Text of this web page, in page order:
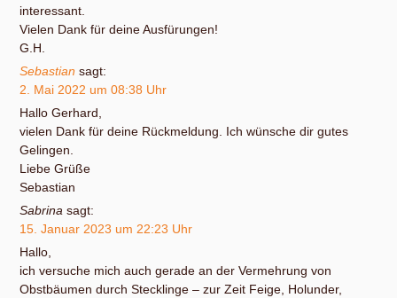
interessant.
Vielen Dank für deine Ausfürungen!
G.H.
Sebastian sagt:
2. Mai 2022 um 08:38 Uhr
Hallo Gerhard,
vielen Dank für deine Rückmeldung. Ich wünsche dir gutes
Gelingen.
Liebe Grüße
Sebastian
Sabrina sagt:
15. Januar 2023 um 22:23 Uhr
Hallo,
ich versuche mich auch gerade an der Vermehrung von
Obstbäumen durch Stecklinge – zur Zeit Feige, Holunder,